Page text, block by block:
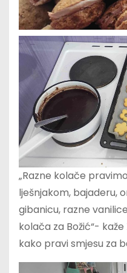
„Razne kolače
lješnjakom, bajaderu,
gibanicu, razne
kolača za Božić“-
kako pravi smjesu za